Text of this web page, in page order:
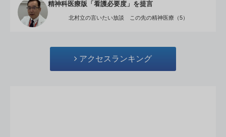
精神科医療版「看護必要度」を提言
北村立の言いたい放談 この先の精神医療（5）
アクセスランキング